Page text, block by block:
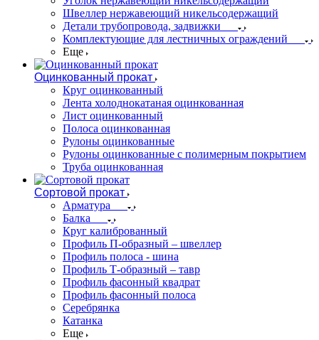
Швеллер нержавеющий никельсодержащий
Детали трубопровода, задвижки
Комплектующие для лестничных ограждений
Еще
Оцинкованный прокат
Круг оцинкованный
Лента холоднокатаная оцинкованная
Лист оцинкованный
Полоса оцинкованная
Рулоны оцинкованные
Рулоны оцинкованные с полимерным покрытием
Труба оцинкованная
Сортовой прокат
Арматура
Балка
Круг калиброванный
Профиль П-образный – швеллер
Профиль полоса - шина
Профиль Т-образный – тавр
Профиль фасонный квадрат
Профиль фасонный полоса
Серебрянка
Катанка
Еще